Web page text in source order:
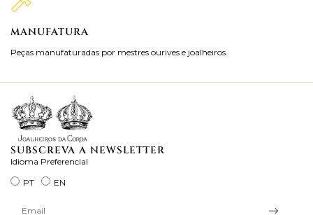
MANUFATURA
Peças manufaturadas por mestres ourives e joalheiros.
SUBSCREVA A NEWSLETTER
Idioma Preferencial
PT
EN